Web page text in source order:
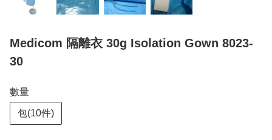
Medicom 隔離衣 30g Isolation Gown 8023-
30
數量
包(10件)